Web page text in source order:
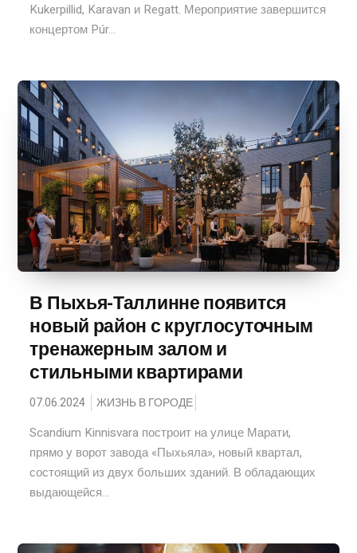
Kukerpillid, Karavan и Regatt. Мероприятие завершится
концертом Púr...
В Пыхья-Таллинне появится
новый район с круглосуточным
тренажерным залом и
стильными квартирами
07.06.2024 ЖИЗНЬ В ГОРОДЕ
Scandium Kinnisvara построит на улице Марати,
прямо у ворот завода «Пыхьяла», новый квартал,
состоящий из двух больших зданий. В обладающих
выдающейся...